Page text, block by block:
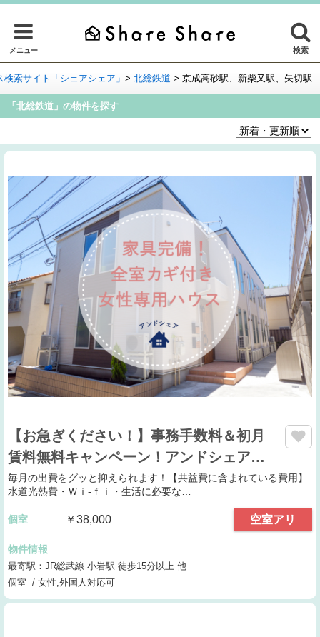
メニュー 検索
索サイト「シェアシェア」 > 北総鉄道 > 京成高砂駅、新柴又駅、矢切駅
「北総鉄道」の物件を探す
【お急ぎください！】事務手数料＆初月
賃料無料キャンペーン！アンドシェア…
毎月の出費をグッと抑えられます！【共益費に含まれている費用】
水道光熱費・Ｗｉ-ｆｉ・生活に必要な…
個室 ￥38,000 空室アリ
物件情報
最寄駅：JR総武線 小岩駅 徒歩15分以上 他
個室 / 女性,外国人対応可